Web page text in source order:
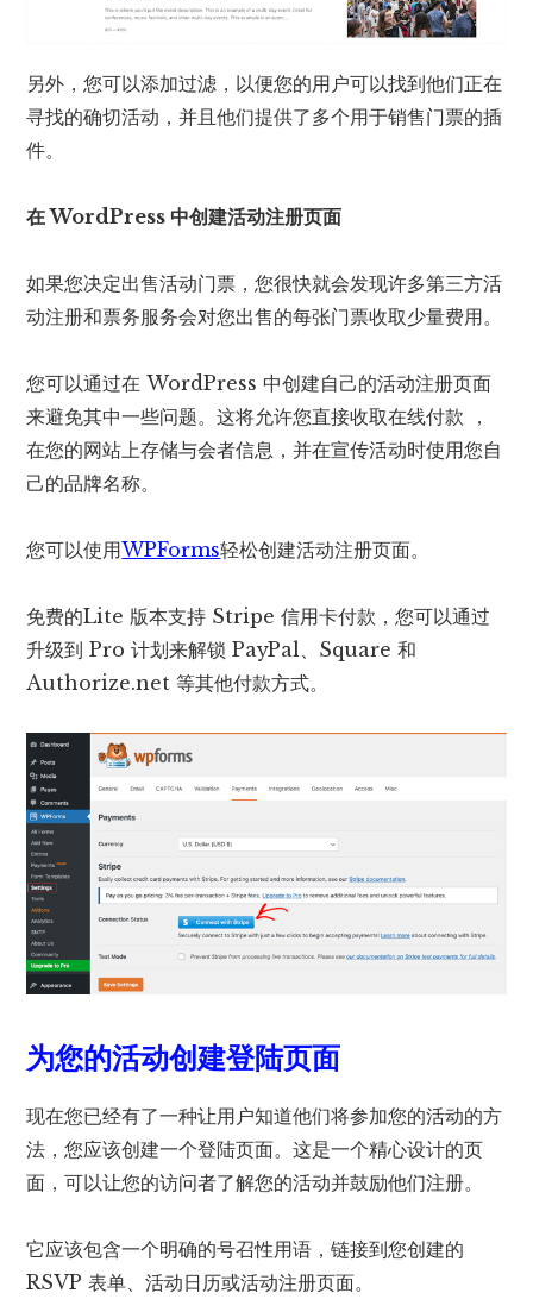
另外，您可以添加过滤，以便您的用户可以找到他们正在
寻找的确切活动，并且他们提供了多个用于销售门票的插
件。
在 WordPress 中创建活动注册页面
如果您决定出售活动门票，您很快就会发现许多第三方活
动注册和票务服务会对您出售的每张门票收取少量费用。
您可以通过在 WordPress 中创建自己的活动注册页面
来避免其中一些问题。这将允许您直接收取在线付款 ，
在您的网站上存储与会者信息，并在宣传活动时使用您自
己的品牌名称。
您可以使用WPForms轻松创建活动注册页面。
免费的Lite 版本支持 Stripe 信用卡付款，您可以通过
升级到 Pro 计划来解锁 PayPal、Square 和
Authorize.net 等其他付款方式。
为您的活动创建登陆页面
现在您已经有了一种让用户知道他们将参加您的活动的方
法，您应该创建一个登陆页面。这是一个精心设计的页
面，可以让您的访问者了解您的活动并鼓励他们注册。
它应该包含一个明确的号召性用语，链接到您创建的
RSVP 表单、活动日历或活动注册页面。